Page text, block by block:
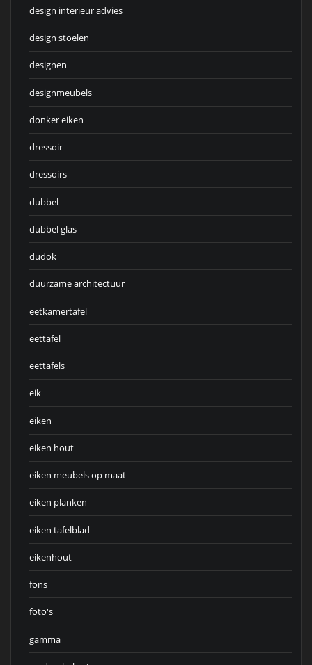
design interieur advies
design stoelen
designen
designmeubels
donker eiken
dressoir
dressoirs
dubbel
dubbel glas
dudok
duurzame architectuur
eetkamertafel
eettafel
eettafels
eik
eiken
eiken hout
eiken meubels op maat
eiken planken
eiken tafelblad
eikenhout
fons
foto's
gamma